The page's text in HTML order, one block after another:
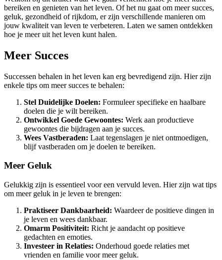
bereiken en genieten van het leven. Of het nu gaat om meer succes,
geluk, gezondheid of rijkdom, er zijn verschillende manieren om
jouw kwaliteit van leven te verbeteren. Laten we samen ontdekken
hoe je meer uit het leven kunt halen.
Meer Succes
Successen behalen in het leven kan erg bevredigend zijn. Hier zijn
enkele tips om meer succes te behalen:
Stel Duidelijke Doelen: Formuleer specifieke en haalbare
doelen die je wilt bereiken.
Ontwikkel Goede Gewoontes: Werk aan productieve
gewoontes die bijdragen aan je succes.
Wees Vastberaden: Laat tegenslagen je niet ontmoedigen,
blijf vastberaden om je doelen te bereiken.
Meer Geluk
Gelukkig zijn is essentieel voor een vervuld leven. Hier zijn wat tips
om meer geluk in je leven te brengen:
Praktiseer Dankbaarheid: Waardeer de positieve dingen in
je leven en wees dankbaar.
Omarm Positiviteit: Richt je aandacht op positieve
gedachten en emoties.
Investeer in Relaties: Onderhoud goede relaties met
vrienden en familie voor meer geluk.